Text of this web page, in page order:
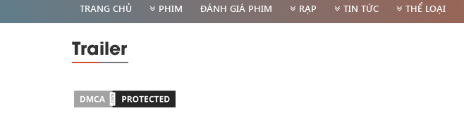
TRANG CHỦ PHIM ĐÁNH GIÁ PHIM RẠP TIN TỨC THỂ LOẠI
Trailer